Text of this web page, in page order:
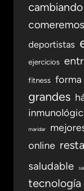
cambiando
comeremos
deportistas
ejercicios
fitness forma
grandes
maridar
online
saludable
tecnología